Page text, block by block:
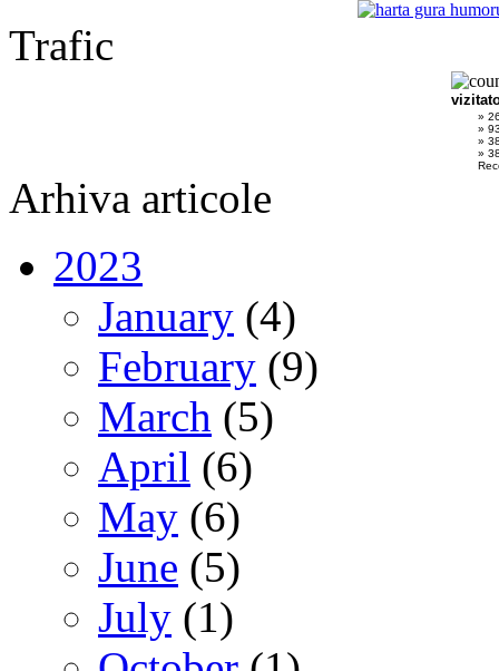
Trafic
»
»
»
»
Arhiva articole
2023
January (4)
February (9)
March (5)
April (6)
May (6)
June (5)
July (1)